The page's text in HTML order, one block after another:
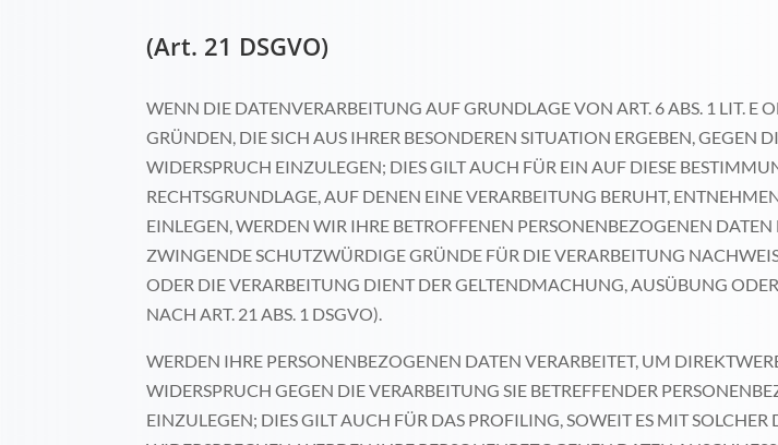
(Art. 21 DSGVO)
WENN DIE DATENVERARBEITUNG AUF GRUNDLAGE VON ART. 6 ABS. 1 LIT. E
GRÜNDEN, DIE SICH AUS IHRER BESONDEREN SITUATION ERGEBEN, GEGEN
WIDERSPRUCH EINZULEGEN; DIES GILT AUCH FÜR EIN AUF DIESE
RECHTSGRUNDLAGE, AUF DENEN EINE VERARBEITUNG BERUHT,
EINLEGEN, WERDEN WIR IHRE BETROFFENEN PERSONENBEZOGENEN
ZWINGENDE SCHUTZWÜRDIGE GRÜNDE FÜR DIE VERARBEITUNG
ODER DIE VERARBEITUNG DIENT DER GELTENDMACHUNG, AUSÜBUNG
NACH ART. 21 ABS. 1 DSGVO).
WERDEN IHRE PERSONENBEZOGENEN DATEN VERARBEITET, UM
WIDERSPRUCH GEGEN DIE VERARBEITUNG SIE BETREFFENDER
EINZULEGEN; DIES GILT AUCH FÜR DAS PROFILING, SOWEIT ES MIT